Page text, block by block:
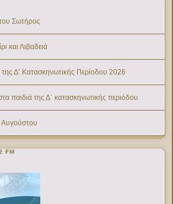
Σωτήρος
και Λιβαδειά
Δ’ Κατασκηνωτικής Περίοδου 2026
παιδιά της Δ΄ κατασκηνωτικής περιόδου
Αυγούστου
FM